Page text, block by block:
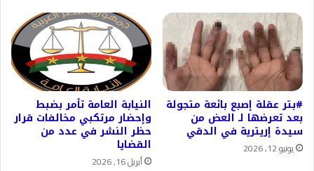
#بتر عقلة إصبع بائعة متجولة
بعد تعرضها لـ العض من
سيدة إريترية في الدقي
يونيو 12, 2026
النيابة العامة تأمر بضبط
وإحضار مرتكبي مخالفات قرار
حظر النشر في عدد من
القضايا
أبريل 16, 2026